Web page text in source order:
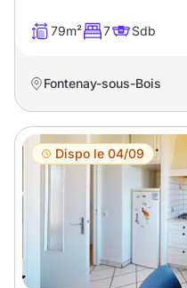
79m² 7 Sdb
Fontenay-sous-Bois
Dispo le 04/09